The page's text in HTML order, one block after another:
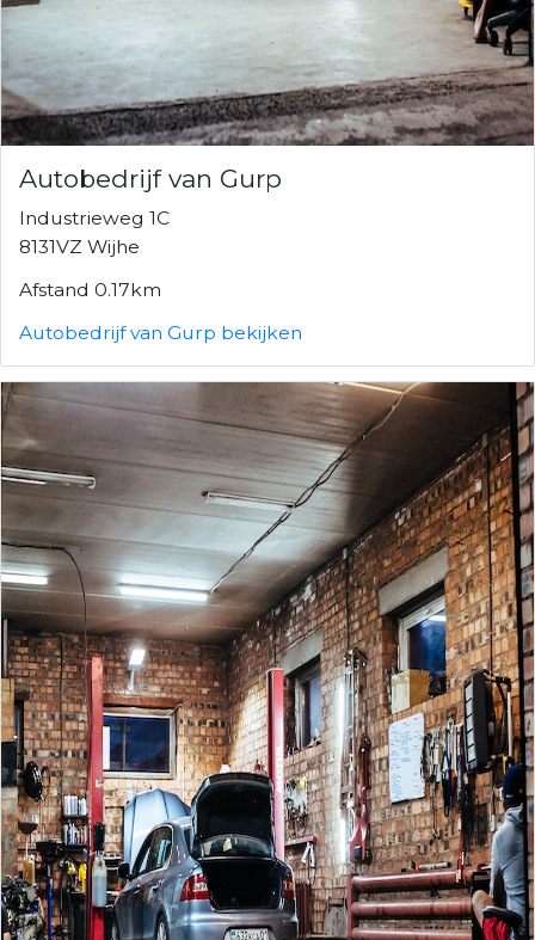
Autobedrijf van Gurp
Industrieweg 1C
8131VZ Wijhe
Afstand 0.17km
Autobedrijf van Gurp bekijken